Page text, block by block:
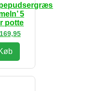
5
potte
169,95